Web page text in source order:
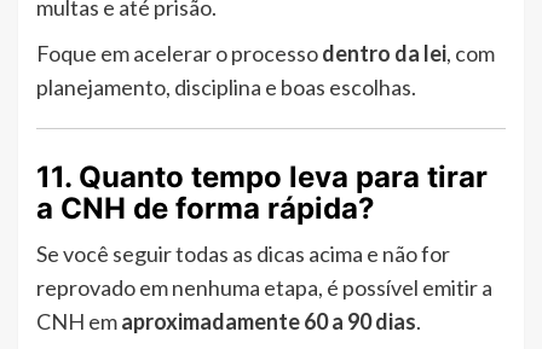
multas e até prisão.
Foque em acelerar o processodentro da lei, com
planejamento, disciplina e boas escolhas.
11. Quanto tempo leva para tirar
a CNH de forma rápida?
Se você seguir todas as dicas acima e não for
reprovado em nenhuma etapa, é possível emitir a
CNH emaproximadamente 60 a 90 dias.